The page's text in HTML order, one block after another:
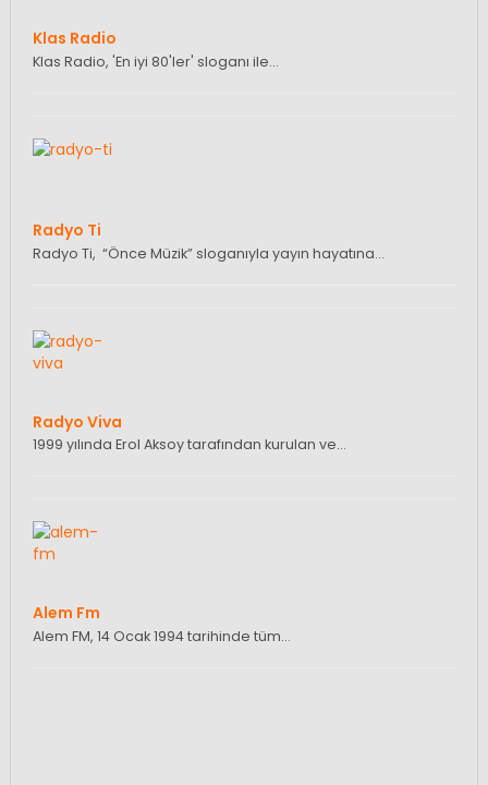
Klas Radio
Klas Radio, 'En iyi 80'ler' sloganı ile…
Radyo Ti
Radyo Ti, “Önce Müzik” sloganıyla yayın hayatına…
Radyo Viva
1999 yılında Erol Aksoy tarafından kurulan ve…
Alem Fm
Alem FM, 14 Ocak 1994 tarihinde tüm…